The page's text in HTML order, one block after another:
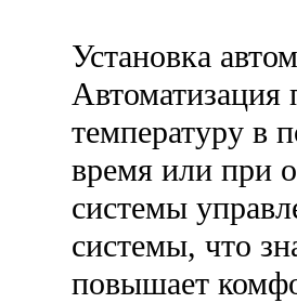
Установка
Автоматизация
температуру в
время или при
системы
системы, что
повышает